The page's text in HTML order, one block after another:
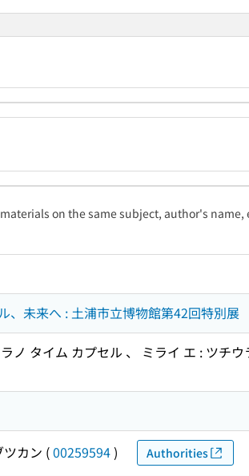
on the same subject, author's name,
、未来へ : 土浦市立博物館第42回特別展
ノ タイム カプセル 、 ミライ エ : ツチ
カン (00259594) Authorities